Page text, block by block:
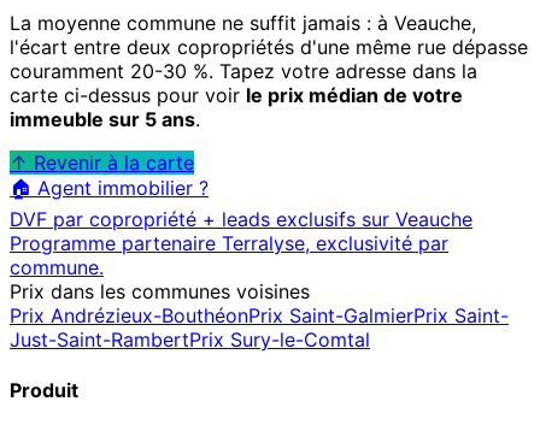
La moyenne commune ne suffit jamais : à Veauche,
l'écart entre deux copropriétés d'une même rue dépasse
couramment 20-30 %. Tapez votre adresse dans la
carte ci-dessus pour voir le prix médian de votre
immeuble sur 5 ans.
↑ Revenir à la carte
🏠 Agent immobilier ?
DVF par copropriété + leads exclusifs sur Veauche
Programme partenaire Terralyse, exclusivité par
commune.
Prix dans les communes voisines
Prix Andrézieux-BouthéonPrix Saint-GalmierPrix Saint-
Just-Saint-RambertPrix Sury-le-Comtal
Produit